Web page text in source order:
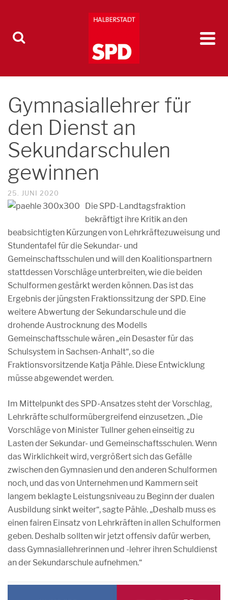
Gymnasiallehrer für
den Dienst an
Sekundarschulen
gewinnen
25. JUNI 2020
Die SPD-Landtagsfraktion
bekräftigt ihre Kritik an den
beabsichtigten Kürzungen von Lehrkräftezuweisung und
Stundentafel für die Sekundar- und
Gemeinschaftsschulen und will den Koalitionspartnern
stattdessen Vorschläge unterbreiten, wie die beiden
Schulformen gestärkt werden können. Das ist das
Ergebnis der jüngsten Fraktionssitzung der SPD. Eine
weitere Abwertung der Sekundarschule und die
drohende Austrocknung des Modells
Gemeinschaftsschule wären „ein Desaster für das
Schulsystem in Sachsen-Anhalt“, so die
Fraktionsvorsitzende Katja Pähle. Diese Entwicklung
müsse abgewendet werden.
Im Mittelpunkt des SPD-Ansatzes steht der Vorschlag,
Lehrkräfte schulformübergreifend einzusetzen. „Die
Vorschläge von Minister Tullner gehen einseitig zu
Lasten der Sekundar- und Gemeinschaftsschulen. Wenn
das Wirklichkeit wird, vergrößert sich das Gefälle
zwischen den Gymnasien und den anderen Schulformen
noch, und das von Unternehmen und Kammern seit
langem beklagte Leistungsniveau zu Beginn der dualen
Ausbildung sinkt weiter“, sagte Pähle. „Deshalb muss es
einen fairen Einsatz von Lehrkräften in allen Schulformen
geben. Deshalb sollten wir jetzt offensiv dafür werben,
dass Gymnasiallehrerinnen und -lehrer ihren Schuldienst
an der Sekundarschule aufnehmen.“